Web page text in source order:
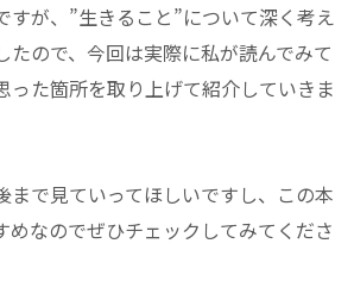
すが、”生きること”について深く考え
たので、今回は実際に私が読んでみて
った箇所を取り上げて紹介していきま
まで見ていってほしいですし、この本
めなのでぜひチェックしてみてくださ